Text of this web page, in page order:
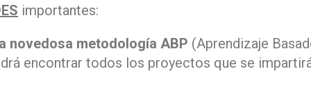
importantes:
novedosa metodología ABP (Aprendizaje
encontrar todos los proyectos que se